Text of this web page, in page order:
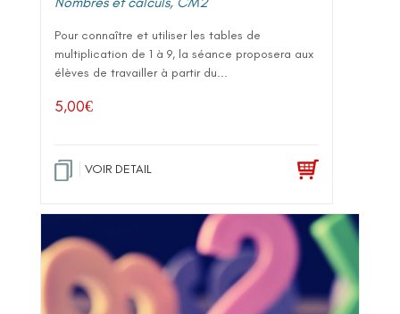
Pour connaître et utiliser les tables de
multiplication de 1 à 9, la séance proposera aux
élèves de travailler à partir du...
5,00€
VOIR DETAIL